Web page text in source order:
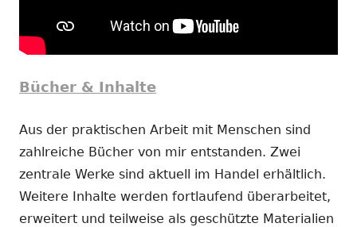
Bücher & Inhalte
Aus der praktischen Arbeit mit Menschen sind
zahlreiche Bücher von mir entstanden. Zwei
zentrale Werke sind aktuell im Handel erhältlich.
Weitere Inhalte werden fortlaufend überarbeitet,
erweitert und teilweise als geschützte Materialien